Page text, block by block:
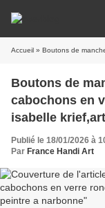
Accueil » Boutons de manchette laiton
Boutons de
cabochons en
isabelle
Publié le 18/01/2026 à
Par France Handi Art